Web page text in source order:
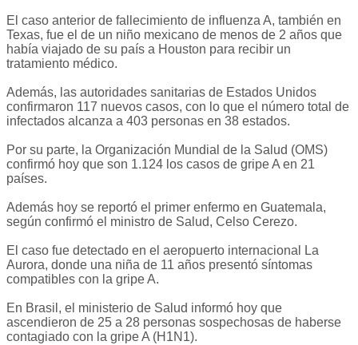
El caso anterior de fallecimiento de influenza A, también en
Texas, fue el de un niño mexicano de menos de 2 años que
había viajado de su país a Houston para recibir un
tratamiento médico.
Además, las autoridades sanitarias de Estados Unidos
confirmaron 117 nuevos casos, con lo que el número total de
infectados alcanza a 403 personas en 38 estados.
Por su parte, la Organización Mundial de la Salud (OMS)
confirmó hoy que son 1.124 los casos de gripe A en 21
países.
Además hoy se reportó el primer enfermo en Guatemala,
según confirmó el ministro de Salud, Celso Cerezo.
El caso fue detectado en el aeropuerto internacional La
Aurora, donde una niña de 11 años presentó síntomas
compatibles con la gripe A.
En Brasil, el ministerio de Salud informó hoy que
ascendieron de 25 a 28 personas sospechosas de haberse
contagiado con la gripe A (H1N1).